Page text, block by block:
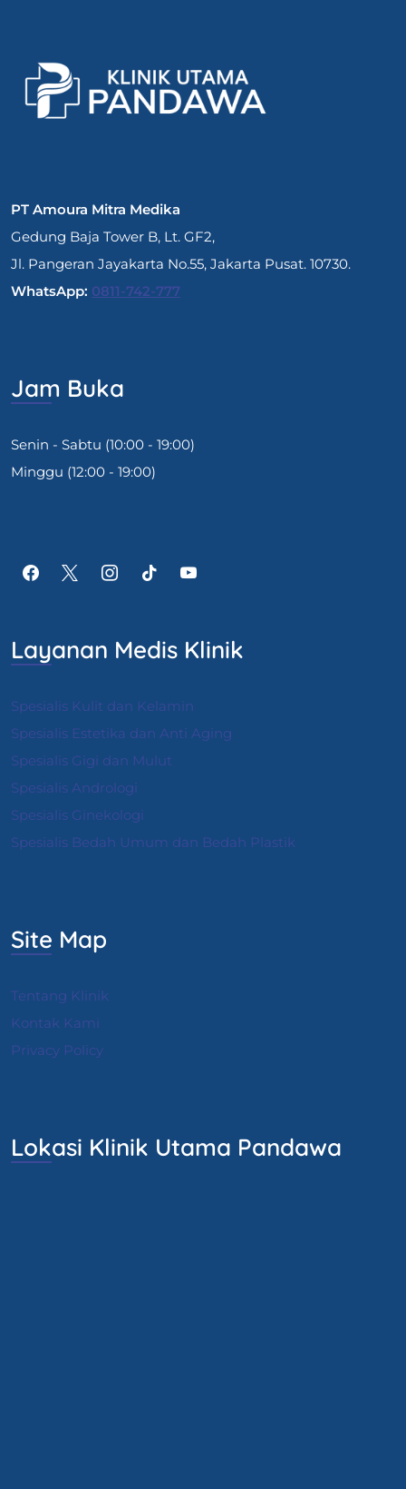
PT Amoura Mitra Medika
Gedung Baja Tower B, Lt. GF2,
Jl. Pangeran Jayakarta No.55, Jakarta Pusat. 10730.
WhatsApp: 0811-742-777
Jam Buka
Senin - Sabtu (10:00 - 19:00)
Minggu (12:00 - 19:00)
Layanan Medis Klinik
Spesialis Kulit dan Kelamin
Spesialis Estetika dan Anti Aging
Spesialis Gigi dan Mulut
Spesialis Andrologi
Spesialis Ginekologi
Spesialis Bedah Umum dan Bedah Plastik
Site Map
Tentang Klinik
Kontak Kami
Privacy Policy
Lokasi Klinik Utama Pandawa